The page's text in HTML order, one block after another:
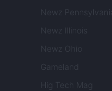
Newz Pennsylvania
Newz Illinois
Newz Ohio
Gameland
Hig Tech Mag